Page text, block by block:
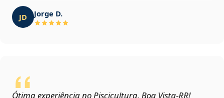
JD Jorge D.
Ótima experiência no Piscicultura, Boa Vista‑RR!